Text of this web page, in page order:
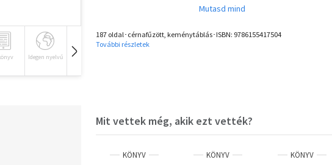
Idegen nyelvű Hangoskönyv
kenyeredbe is belevághass!
"Déri Szilvia igazi pék! Rajong a kovászáért, mintha egy kis ufót
nevelne otthon. Érdemes tőle mindent ellesni, mert még nagyon
187 oldal･cérnafűzött, keménytáblás･ISBN: 9786155417504
További részletek
Mit vettek még, akik ezt vették?
KÖNYV KÖNYV KÖNYV